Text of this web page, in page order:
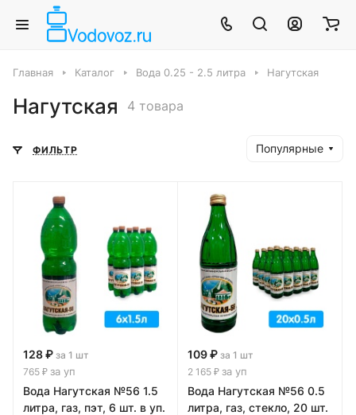
Главная Каталог Вода 0.25 - 2.5 литра Нагутская
Нагутская 4 товара
ФИЛЬТР Популярные
128 ₽ за 1 шт
765 ₽ за уп
Вода Нагутская №56 1.5
литра, газ, пэт, 6 шт. в уп.
109 ₽ за 1 шт
2 165 ₽ за уп
Вода Нагутская №56 0.5
литра, газ, стекло, 20 шт.